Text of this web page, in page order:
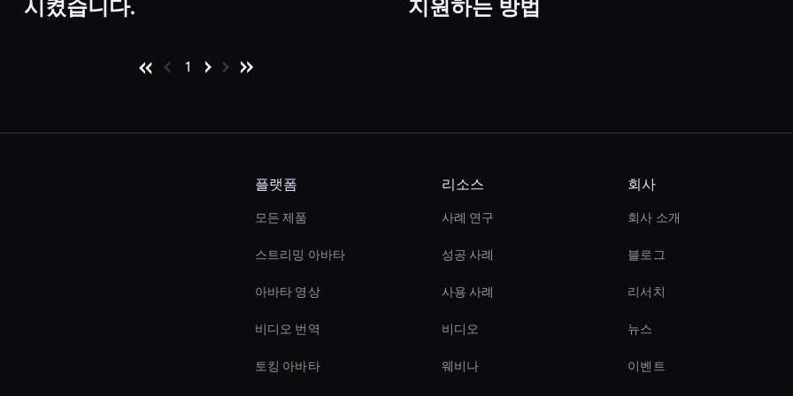
시켰습니다. 지원하는 방법
1
플랫폼
모든 제품
스트리밍 아바타
아바타 영상
비디오 번역
토킹 아바타
리소스
사례 연구
성공 사례
사용 사례
비디오
웨비나
회사
회사 소개
블로그
리서치
뉴스
이벤트